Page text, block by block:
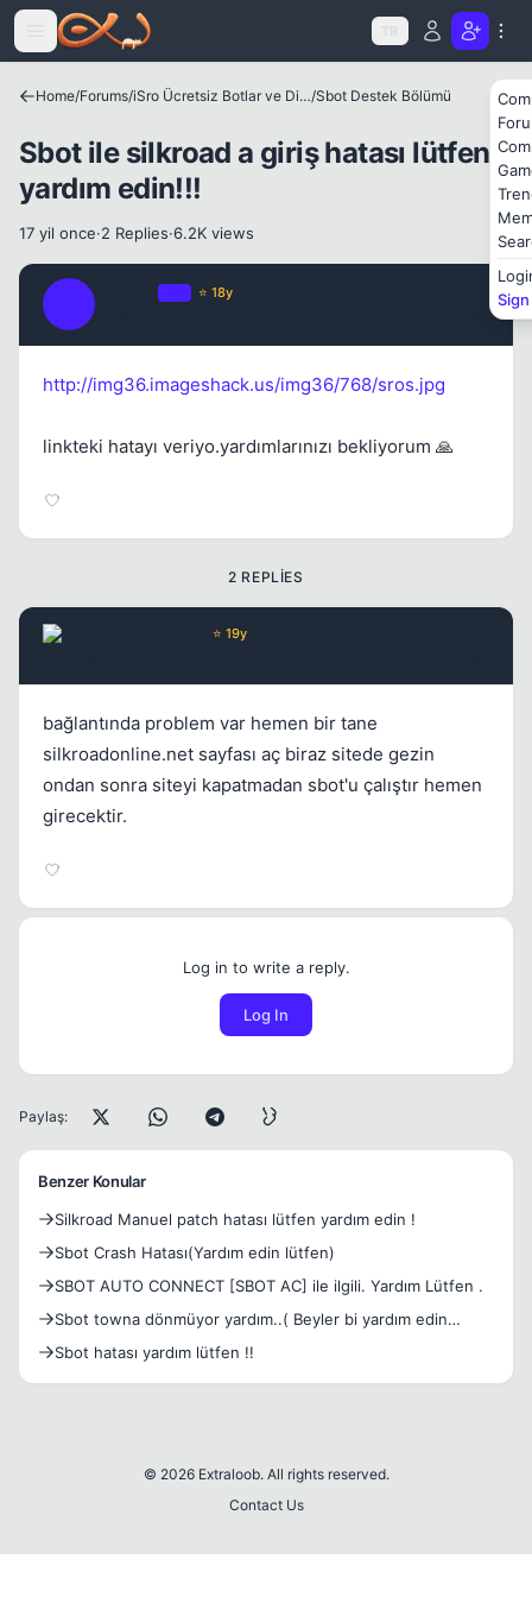
Icerige atla
TR
Home/Forums/ iSro Ücretsiz Botlar ve Diğer Programlar/Sbot Destek Bölümü
Sbot ile silkroad a giriş hatası lütfen
yardım edin!!!
17 yil once·2 Replies·6.2K views
⭐ 18y
http://img36.imageshack.us/img36/768/sros.jpg
linkteki hatayı veriyo.yardımlarınızı bekliyorum 🙏
2 REPLIES
⭐ 19y
bağlantında problem var hemen bir tane
silkroadonline.net sayfası aç biraz sitede gezin
ondan sonra siteyi kapatmadan sbot'u çalıştır hemen
girecektir.
Kapat
Log in to write a reply.
Log In
Paylaş:
Benzer Konular
Silkroad Manuel patch hatası lütfen yardım edin !
Sbot Crash Hatası(Yardım edin lütfen)
SBOT AUTO CONNECT [SBOT AC] ile ilgili. Yardım Lütfen .
Sbot towna dönmüyor yardım..( Beyler bi yardım edin
lütfen )
Sbot hatası yardım lütfen !!
© 2026 Extraloob. All rights reserved.
Contact Us